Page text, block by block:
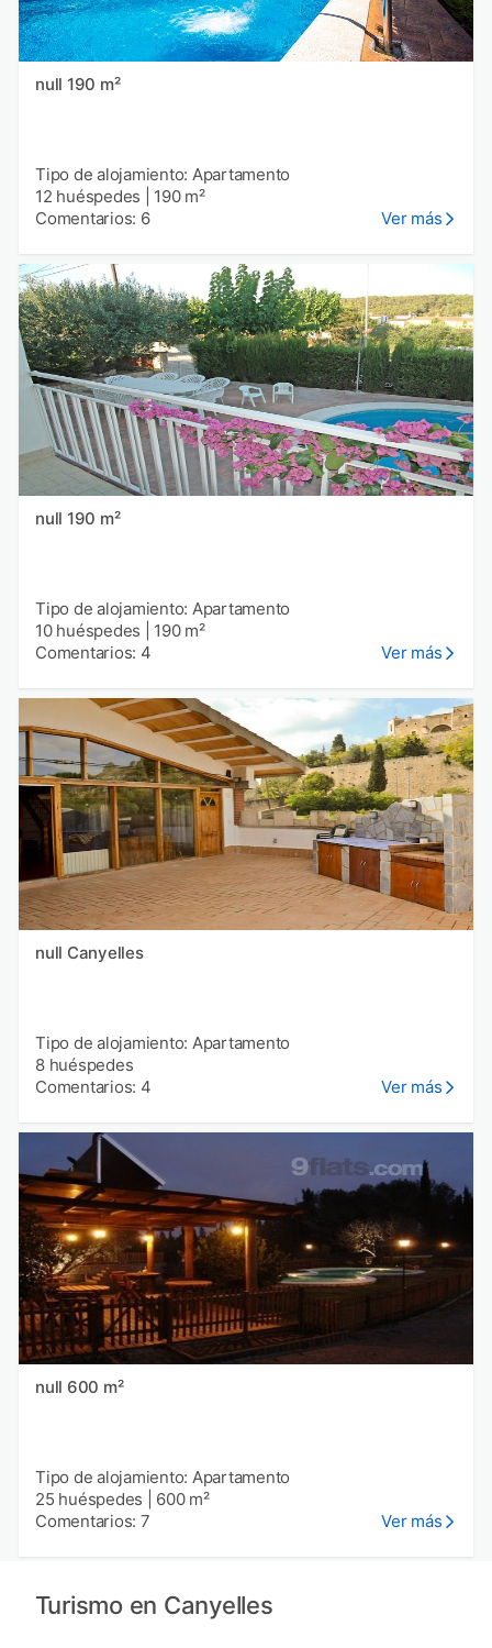
null 190 m²
Tipo de alojamiento: Apartamento
12 huéspedes
190 m²
Comentarios: 6
Ver más
null 190 m²
Tipo de alojamiento: Apartamento
10 huéspedes
190 m²
Comentarios: 4
Ver más
null Canyelles
Tipo de alojamiento: Apartamento
8 huéspedes
Comentarios: 4
Ver más
null 600 m²
Tipo de alojamiento: Apartamento
25 huéspedes
600 m²
Comentarios: 7
Ver más
Turismo en Canyelles